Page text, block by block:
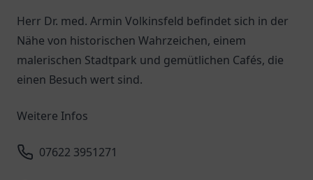
Herr Dr. med. Armin Volkinsfeld befindet sich in der
Nähe von historischen Wahrzeichen, einem
malerischen Stadtpark und gemütlichen Cafés, die
einen Besuch wert sind.
Weitere Infos
07622 3951271